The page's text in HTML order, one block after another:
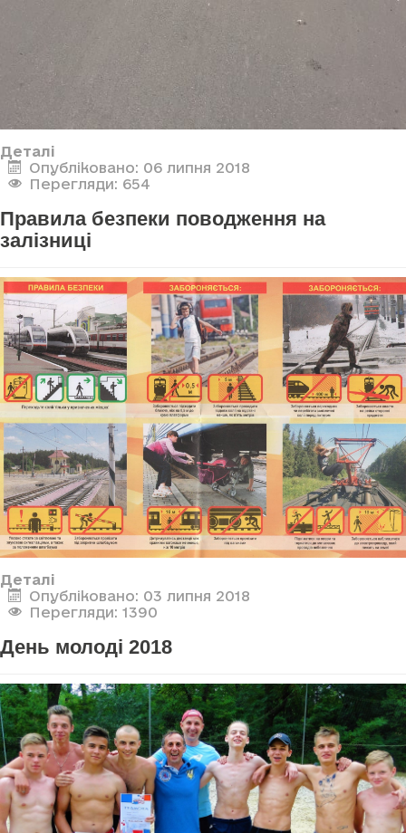
Деталі
Опубліковано: 06 липня 2018
Перегляди: 654
Правила безпеки поводження на
залізниці
Деталі
Опубліковано: 03 липня 2018
Перегляди: 1390
День молоді 2018